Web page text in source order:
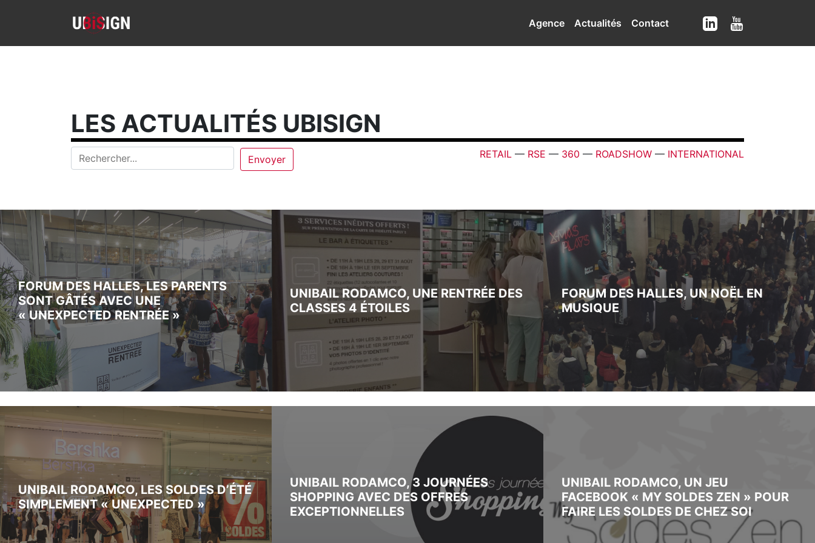
Agence Actualités Contact
LES ACTUALITÉS UBISIGN
RETAIL — RSE — 360 — ROADSHOW — INTERNATIONAL
FORUM DES HALLES, LES PARENTS
SONT GÂTÉS AVEC UNE
« UNEXPECTED RENTRÉE »
UNIBAIL RODAMCO, UNE RENTRÉE DES
CLASSES 4 ÉTOILES
FORUM DES HALLES, UN NOËL EN
MUSIQUE
UNIBAIL RODAMCO, LES SOLDES D’ÉTÉ
SIMPLEMENT « UNEXPECTED »
UNIBAIL RODAMCO, 3 JOURNÉES
SHOPPING AVEC DES OFFRES
EXCEPTIONNELLES
UNIBAIL RODAMCO, UN JEU
FACEBOOK « MY SOLDES ZEN » POUR
FAIRE LES SOLDES DE CHEZ SOI